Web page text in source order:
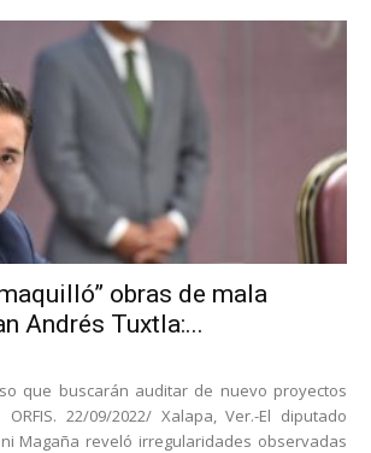
obras de mala
Andrés Tuxtla:...
que buscarán auditar de nuevo proyectos
22/09/2022/ Xalapa, Ver.-El diputado
Magaña reveló irregularidades observadas